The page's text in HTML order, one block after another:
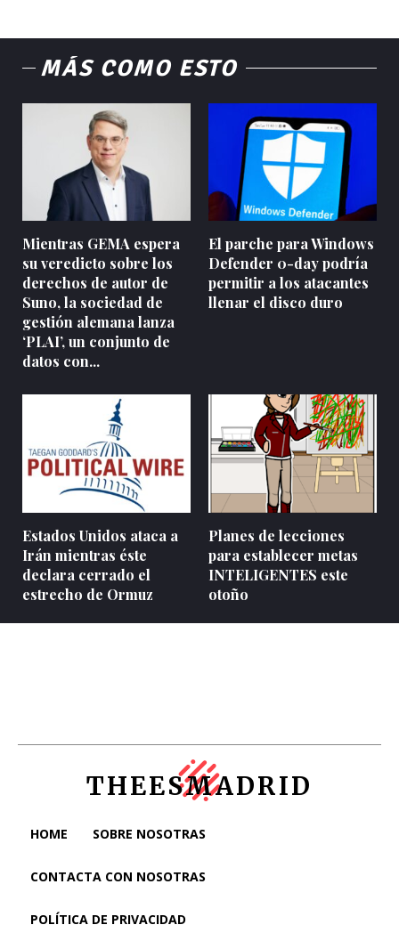
MÁS COMO ESTO
Mientras GEMA espera
su veredicto sobre los
derechos de autor de
Suno, la sociedad de
gestión alemana lanza
‘PLAI’, un conjunto de
datos con...
El parche para Windows
Defender 0-day podría
permitir a los atacantes
llenar el disco duro
Estados Unidos ataca a
Irán mientras éste
declara cerrado el
estrecho de Ormuz
Planes de lecciones
para establecer metas
INTELIGENTES este
otoño
THEESMADRID
HOME SOBRE NOSOTRAS
CONTACTA CON NOSOTRAS
POLÍTICA DE PRIVACIDAD